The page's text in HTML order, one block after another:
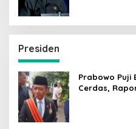
Presiden
Prabowo Puji
Cerdas,